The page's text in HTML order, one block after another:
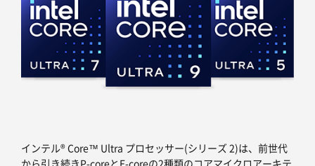
インテル® Core™ Ultra プロセッサー(シリーズ 2)は、前世代